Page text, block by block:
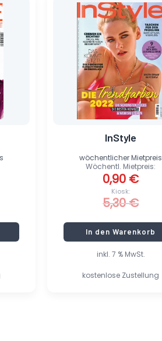
inkl. 7 % MwSt.
kostenlose Zustellung
InStyle
Kiosk:
5,30€
Preis
war:
5,30 €
Wöchentl. Mietpreis:
0,90 €
Preis
0,90 €.
wöchentlicher Mietpreis
In den Warenkorb